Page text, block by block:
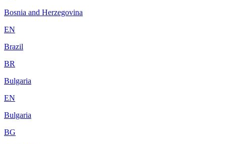
Bosnia and Herzegovina
EN
Brazil
BR
Bulgaria
EN
Bulgaria
BG